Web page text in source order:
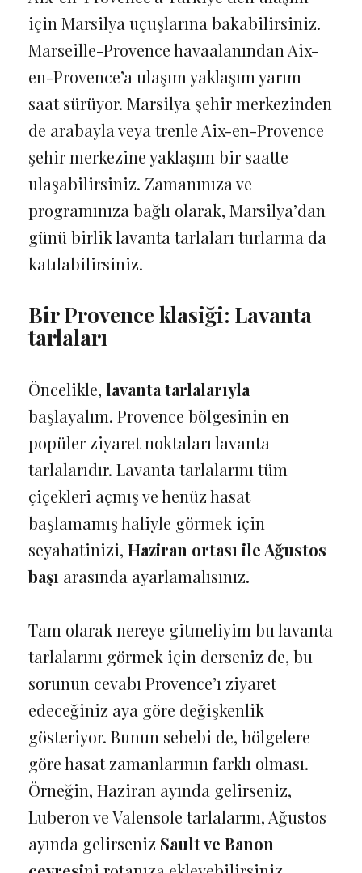
için Marsilya uçuşlarına bakabilirsiniz.
Marseille-Provence havaalanından Aix-
en-Provence’a ulaşım yaklaşım yarım
saat sürüyor. Marsilya şehir merkezinden
de arabayla veya trenle Aix-en-Provence
şehir merkezine yaklaşım bir saatte
ulaşabilirsiniz. Zamanınıza ve
programınıza bağlı olarak, Marsilya’dan
günü birlik lavanta tarlaları turlarına da
katılabilirsiniz.
Bir Provence klasiği: Lavanta
tarlaları
Öncelikle, lavanta tarlalarıyla
başlayalım. Provence bölgesinin en
popüler ziyaret noktaları lavanta
tarlalarıdır. Lavanta tarlalarını tüm
çiçekleri açmış ve henüz hasat
başlamamış haliyle görmek için
seyahatinizi, Haziran ortası ile Ağustos
başı arasında ayarlamalısınız.
Tam olarak nereye gitmeliyim bu lavanta
tarlalarını görmek için derseniz de, bu
sorunun cevabı Provence’ı ziyaret
edeceğiniz aya göre değişkenlik
gösteriyor. Bunun sebebi de, bölgelere
göre hasat zamanlarının farklı olması.
Örneğin, Haziran ayında gelirseniz,
Luberon ve Valensole tarlalarını, Ağustos
ayında gelirseniz Sault ve Banon